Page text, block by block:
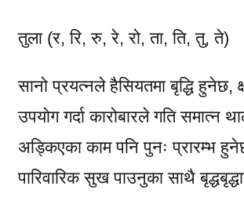
तुला (र, रि, रु, रे, रो, ता, ति, तु, ते)
सानो प्रयत्नले हैसियतमा बृद्धि हुनेछ,
उपयोग गर्दा कारोबारले गति समात्न
अड्किएका काम पनि पुनः प्रारम्भ
पारिवारिक सुख पाउनुका साथै